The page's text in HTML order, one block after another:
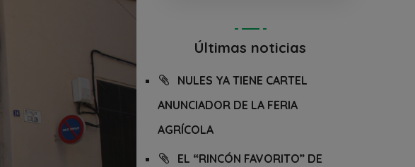
Últimas noticias
NULES YA TIENE CARTEL
ANUNCIADOR DE LA FERIA
AGRÍCOLA
EL “RINCÓN FAVORITO” DE